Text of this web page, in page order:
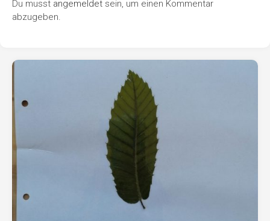
Du musst angemeldet sein, um einen Kommentar
abzugeben.